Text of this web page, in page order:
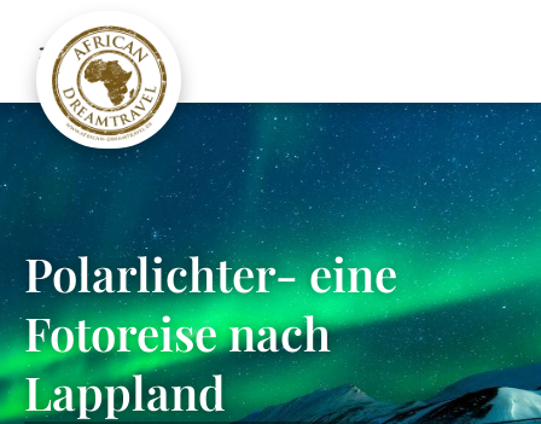
Polarlichter- eine
Fotoreise nach
Lappland